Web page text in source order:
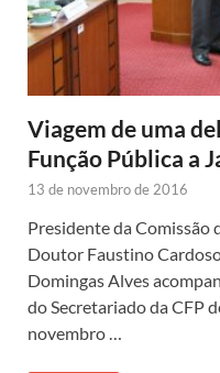
Viagem de uma
Função Pública a
13 de novembro de 2016
Presidente da Comissão
Doutor Faustino
Domingas Alves
do Secretariado da CFP
novembro …